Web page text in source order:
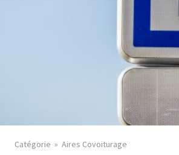
Catégorie Aires Covoiturage